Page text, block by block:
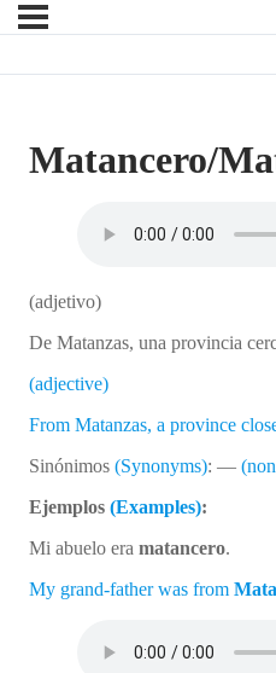
Matancero/
(adjetivo)
De Matanzas, una provincia
(adjective)
From Matanzas, a province
Sinónimos (Synonyms): —
Ejemplos (Examples):
Mi abuelo era matancero.
My grand-father was from